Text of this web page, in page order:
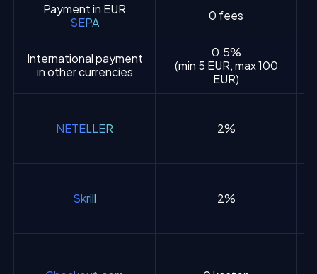
Payment in EUR
SEPA
0 fees
International payment
in other currencies
0.5%
(min 5 EUR, max 100
EUR)
NETELLER 2%
Skrill 2%